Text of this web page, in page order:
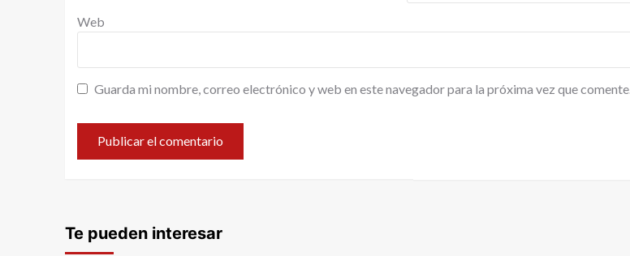
Web
Guarda mi nombre, correo electrónico y web en este navegador para la próxima vez que comente.
Te pueden interesar